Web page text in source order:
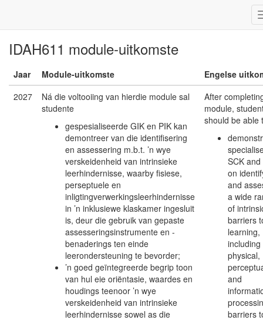
IDAH611 module-uitkomste
Jaar Module-uitkomste
Engelse
2027
Ná die voltooiing van hierdie module sal
studente
gespesialiseerde GIK en PIK kan
demontreer van die identifisering
en assessering m.b.t. ’n wye
verskeidenheid van intrinsieke
leerhindernisse, waarby fisiese,
perseptuele en
inligtingverwerkingsleerhindernisse
in ’n inklusiewe klaskamer ingesluit
is, deur die gebruik van gepaste
assesseringsinstrumente en -
benaderings ten einde
leerondersteuning te bevorder;
’n goed geïntegreerde begrip toon
van hul eie oriëntasie, waardes en
houdings teenoor ’n wye
verskeidenheid van intrinsieke
leerhindernisse sowel as die
After
module,
should be able
SCK and
on
and
a wide
of
barriers
learning,
including
physical,
and
barriers